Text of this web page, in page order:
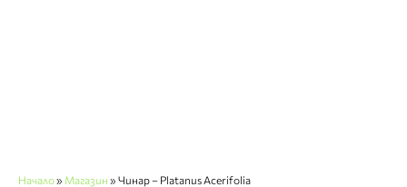
Начало» Магазин » Чинар – Platanus Acerifolia